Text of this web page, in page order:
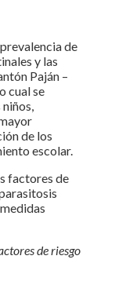
de
y las
Paján –
cual se
de los
escolar.
factores de
de riesgo